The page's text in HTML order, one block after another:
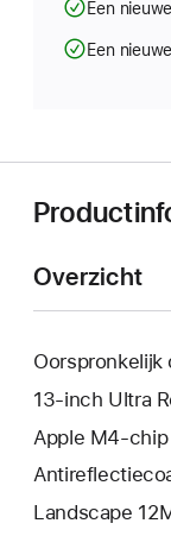
Een
Een
Overzicht
13‑inch Ultra
Apple M4‑chip
Landscape